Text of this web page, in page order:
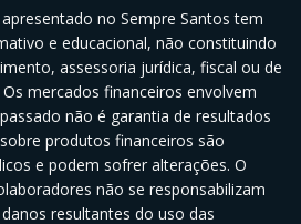
no Sempre Santos tem
e educacional, não constituindo
assessoria jurídica, fiscal ou de
mercados financeiros envolvem
não é garantia de resultados
produtos financeiros são
e podem sofrer alterações. O
não se responsabilizam
resultantes do uso das